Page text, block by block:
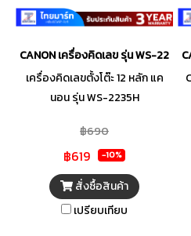
CANON เครื่องคิดเลข รุ่น WS-2235H
เครื่องคิดเลขตั้งโต๊ะ 12 หลัก แค
นอน รุ่น WS-2235H
฿690
฿619 -10%
สั่งซื้อสินค้า
เปรียบเทียบ